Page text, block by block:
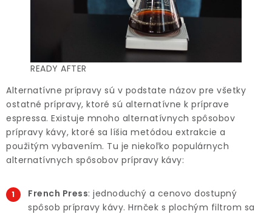
READY AFTER
Alternatívne prípravy sú v podstate názov pre všetky
ostatné prípravy, ktoré sú alternatívne k príprave
espressa. Existuje mnoho alternatívnych spôsobov
prípravy kávy, ktoré sa líšia metódou extrakcie a
použitým vybavením. Tu je niekoľko populárnych
alternatívnych spôsobov prípravy kávy:
French Press: jednoduchý a cenovo dostupný
spôsob prípravy kávy. Hrnček s plochým filtrom sa